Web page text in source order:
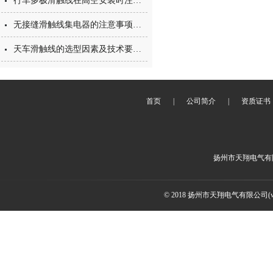
无接缝滑触线集电器的注意事项，保证使用的安全
天车滑触线的选型因素及技术要点有哪些？
首页 公司简介 资质证书
扬州市天翔电气
© 2018 扬州市天翔电气有限公司